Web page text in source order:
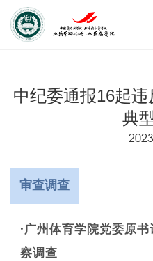
中纪委通报16起
典
审查调查
·广州体育学院党委原
察调查